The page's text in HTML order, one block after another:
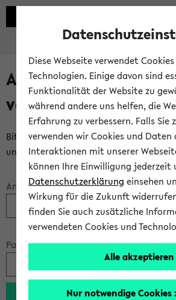
Anmeldung über
vorhandenen
Bitte melden Sie sich am eKVV mit
und Ihrem Passwort an:
Anmeldename:
Passwort:
Diese Webseite verwendet
Technologien. Einige davon sind
Funktionalität der Website zu
während andere uns helfen, die
Erfahrung zu verbessern. Falls Sie
verwenden wir Cookies und Daten
Interaktionen mit unserer
können Ihre Einwilligung jederzeit
Datenschutzerklärung einsehen
Wirkung für die Zukunft
finden Sie auch zusätzliche
verwendeten Cookies und
Alle akzeptieren
Nur notwendige Cookies